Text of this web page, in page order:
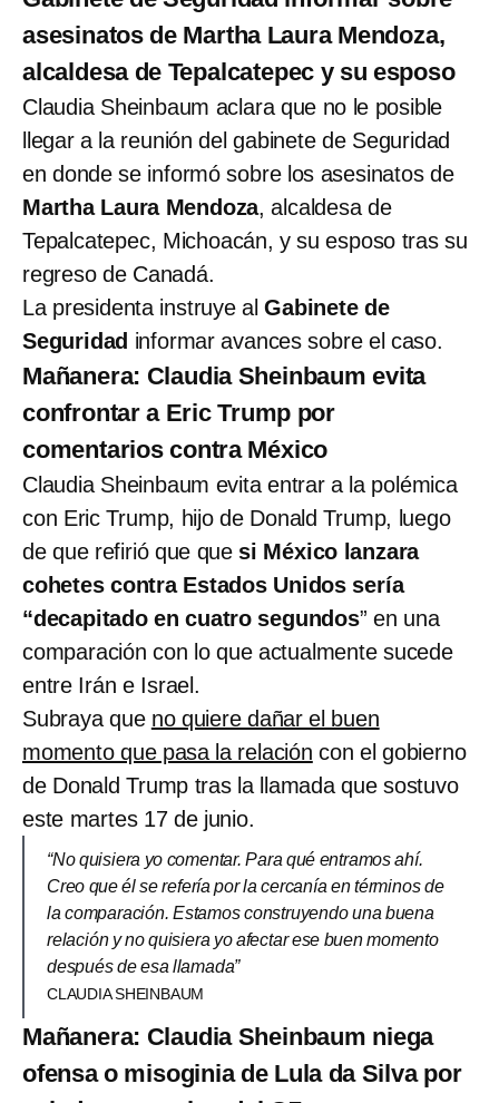
asesinatos de Martha Laura Mendoza,
alcaldesa de Tepalcatepec y su esposo
Claudia Sheinbaum aclara que no le posible
llegar a la reunión del gabinete de Seguridad
en donde se informó sobre los asesinatos de
Martha Laura Mendoza, alcaldesa de
Tepalcatepec, Michoacán, y su esposo tras su
regreso de Canadá.
La presidenta instruye al Gabinete de
Seguridad informar avances sobre el caso.
Mañanera: Claudia Sheinbaum evita
confrontar a Eric Trump por
comentarios contra México
Claudia Sheinbaum evita entrar a la polémica
con Eric Trump, hijo de Donald Trump, luego
de que refirió que que si México lanzara
cohetes contra Estados Unidos sería
“decapitado en cuatro segundos” en una
comparación con lo que actualmente sucede
entre Irán e Israel.
Subraya que no quiere dañar el buen
momento que pasa la relación con el gobierno
de Donald Trump tras la llamada que sostuvo
este martes 17 de junio.
“No quisiera yo comentar. Para qué entramos ahí.
Creo que él se refería por la cercanía en términos de
la comparación. Estamos construyendo una buena
relación y no quisiera yo afectar ese buen momento
después de esa llamada”
CLAUDIA SHEINBAUM
Mañanera: Claudia Sheinbaum niega
ofensa o misoginia de Lula da Silva por